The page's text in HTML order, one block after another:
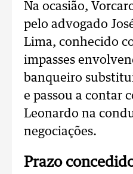
Na ocasião,
pelo advogado
Lima, conhecido
impasses
banqueiro
e passou a contar
Leonardo na
negociações.
Prazo